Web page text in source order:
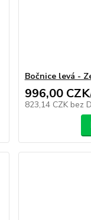
Bočnice levá -
996,00 CZK
823,14 CZK bez